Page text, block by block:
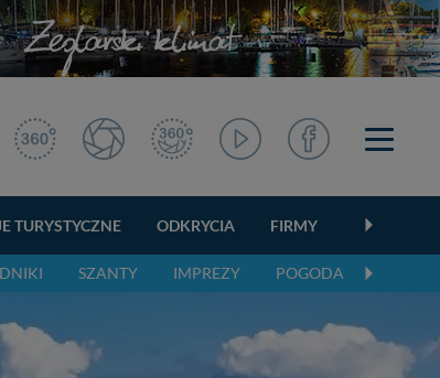
TURYSTYCZNE ODKRYCIA FIRMY
SZANTY IMPREZY POGODA